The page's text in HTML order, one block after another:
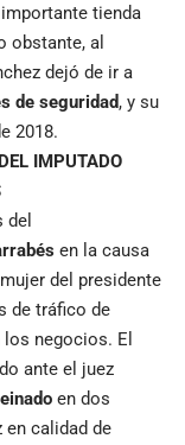
tienda
obstante, al
dejó de ir a
de seguridad, y su
2018.
IMPUTADO
del
en la causa
del presidente
de tráfico de
negocios. El
ante el juez
en dos
en calidad de